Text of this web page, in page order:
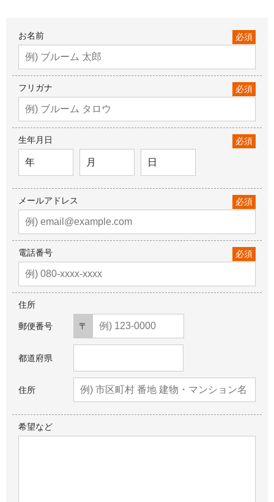
お名前 必須
フリガナ 必須
生年月日 必須
メールアドレス 必須
電話番号 必須
住所
郵便番号
都道府県
住所
希望など